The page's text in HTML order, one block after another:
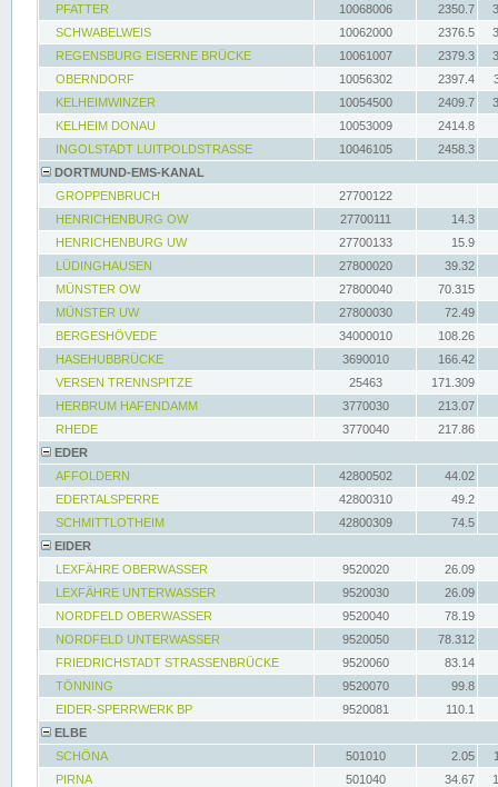
PFATTER
10068006 2350.7
SCHWABELWEIS
10062000 2376.5
REGENSBURG EISERNE BRÜCKE
10061007 2379.3
OBERNDORF
10056302 2397.4
KELHEIMWINZER
10054500 2409.7
KELHEIM DONAU
10053009
2414.8
INGOLSTADT LUITPOLDSTRASSE
10046105
2458.3
DORTMUND-EMS-KANAL
GROPPENBRUCH
27700122
HENRICHENBURG OW
27700111
14.3
HENRICHENBURG UW
27700133
15.9
LÜDINGHAUSEN
27800020
39.32
MÜNSTER OW
27800040
70.315
MÜNSTER UW
27800030
72.49
BERGESHÖVEDE
34000010
108.26
HASEHUBBRÜCKE
3690010
166.42
VERSEN TRENNSPITZE
25463
171.309
HERBRUM HAFENDAMM
3770030
213.07
RHEDE
3770040
217.86
EDER
AFFOLDERN
42800502
44.02
EDERTALSPERRE
42800310
49.2
SCHMITTLOTHEIM
42800309
74.5
EIDER
LEXFÄHRE OBERWASSER
9520020
26.09
LEXFÄHRE UNTERWASSER
9520030
26.09
NORDFELD OBERWASSER
9520040
78.19
NORDFELD UNTERWASSER
9520050
78.312
FRIEDRICHSTADT STRASSENBRÜCKE
9520060
83.14
TÖNNING
9520070
99.8
EIDER-SPERRWERK BP
9520081
110.1
ELBE
SCHÖNA
501010 2.05
PIRNA
501040 34.67